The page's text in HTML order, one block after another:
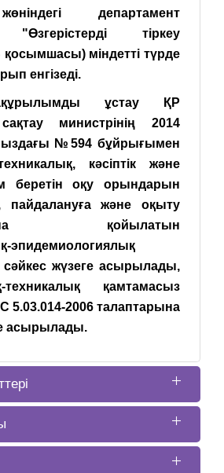
департамент
тіркеу
міндетті түрде
енгізеді.
ұстау ҚР
министрінің 2014
№594 бұйрығымен
кәсіптік және
беретін оқу орындарын
пайдалануға және оқыту
қойылатын
эпидемиологиялық
сәйкес жүзеге асырылады,
техникалық қамтамасыз
2006 талаптарына
асырылады.